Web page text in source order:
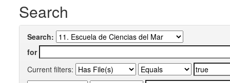
Search
Search:
for
Current filters: